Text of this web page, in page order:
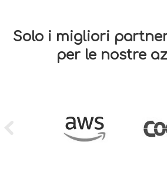
Solo i migliori
per le nostre